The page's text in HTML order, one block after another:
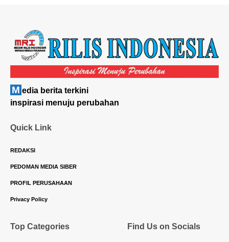
M edia berita terkini
inspirasi menuju perubahan
Quick Link
REDAKSI
PEDOMAN MEDIA SIBER
PROFIL PERUSAHAAN
Privacy Policy
Top Categories Find Us on Socials